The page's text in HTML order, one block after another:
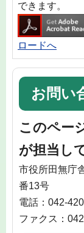
できます。
ロードへ
お問い
このペー
が担当し
市役所田無
番13号
電話：042-
ファクス：